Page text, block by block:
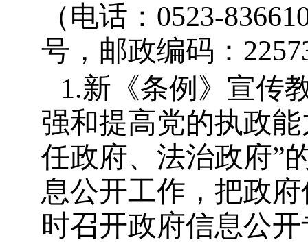
（电话： 0523-
号，邮政编码：
1.新《条例》宣传
强和提高党的执政
任政府、法治政府”
息公开工作，把政
时召开政府信息公